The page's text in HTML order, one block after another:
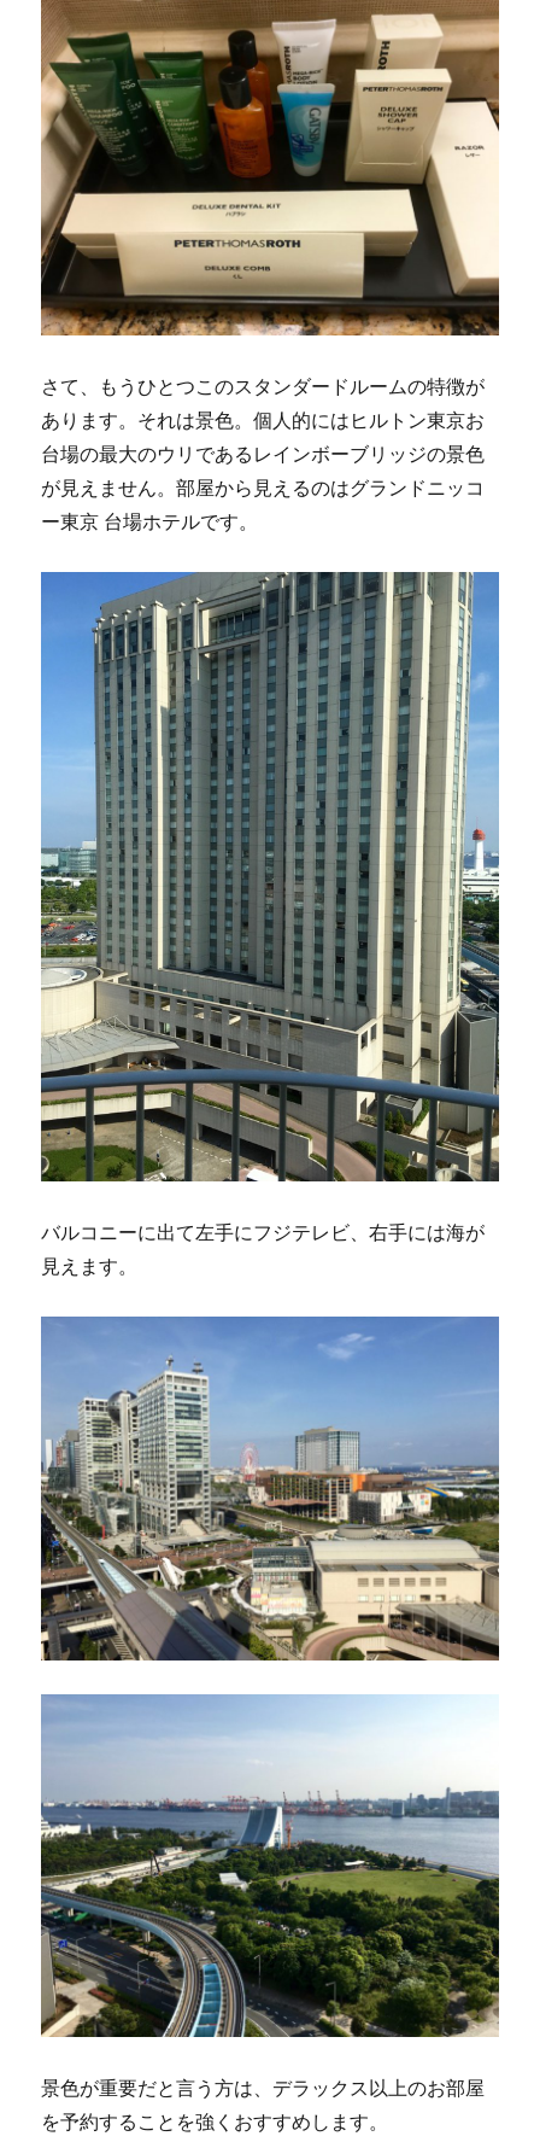
さて、もうひとつこのスタンダードルームの特徴が
あります。それは景色。個人的にはヒルトン東京お
台場の最大のウリであるレインボーブリッジの景色
が見えません。部屋から見えるのはグランドニッコ
ー東京 台場ホテルです。
バルコニーに出て左手にフジテレビ、右手には海が
見えます。
景色が重要だと言う方は、デラックス以上のお部屋
を予約することを強くおすすめします。